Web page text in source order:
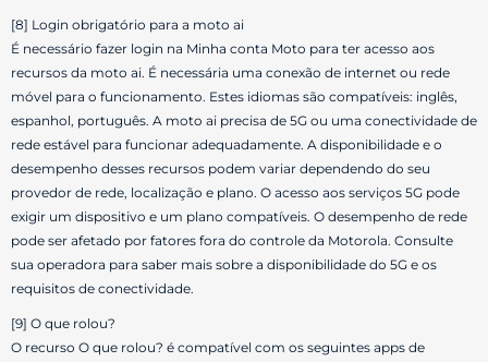
[8] Login obrigatório para a moto ai
É necessário fazer login na Minha conta Moto para ter acesso aos
recursos da moto ai. É necessária uma conexão de internet ou rede
móvel para o funcionamento. Estes idiomas são compatíveis: inglês,
espanhol, português. A moto ai precisa de 5G ou uma conectividade de
rede estável para funcionar adequadamente. A disponibilidade e o
desempenho desses recursos podem variar dependendo do seu
provedor de rede, localização e plano. O acesso aos serviços 5G pode
exigir um dispositivo e um plano compatíveis. O desempenho de rede
pode ser afetado por fatores fora do controle da Motorola. Consulte
sua operadora para saber mais sobre a disponibilidade do 5G e os
requisitos de conectividade.
[9] O que rolou?
O recurso O que rolou? é compatível com os seguintes apps de